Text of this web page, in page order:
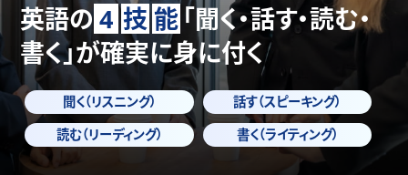
英語の 4 技能 「聞く・話す・読む・
書く」が確実に身に付く
聞く（リスニング）
話す（スピーキング）
読む（リーディング）
書く（ライティング）